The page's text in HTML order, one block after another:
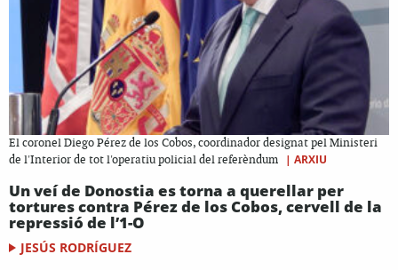
El coronel Diego Pérez de los Cobos, coordinador designat pel Ministeri
de l'Interior de tot l'operatiu policial del referèndum
| ARXIU
Un veí de Donostia es torna a querellar per
tortures contra Pérez de los Cobos, cervell de la
repressió de l’1-O
JESÚS RODRÍGUEZ